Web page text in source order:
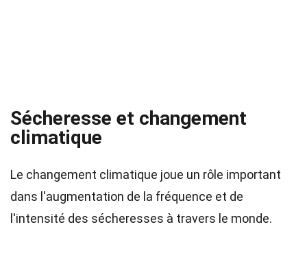
Sécheresse et changement
climatique
Le changement climatique joue un rôle important
dans l'augmentation de la fréquence et de
l'intensité des sécheresses à travers le monde.